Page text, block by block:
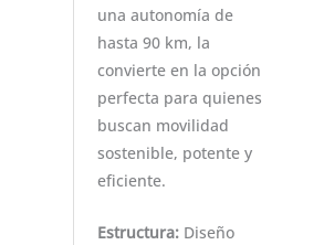
una autonomía de
hasta 90 km, la
convierte en la opción
perfecta para quienes
buscan movilidad
sostenible, potente y
eficiente.
Estructura:Diseño